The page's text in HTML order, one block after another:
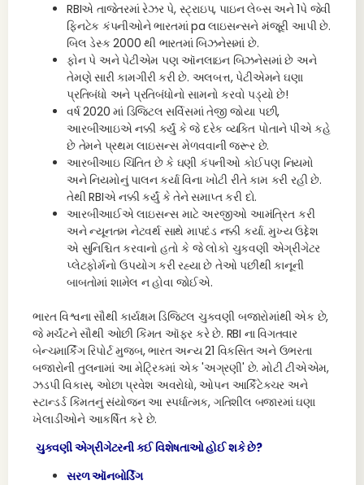
RBIએ તાજેતરમાં રેઝર પે, સ્ટ્રાઇપ, પાઇન લેબ્સ અને 1પે જેવી
ફિનટેક કંપનીઓને ભારતમાં pa લાઇસન્સને મંજૂરી આપી છે.
બિલ ડેસ્ક 2000 થી ભારતમાં બિઝનેસમાં છે.
ફોન પે અને પેટીએમ પણ ઑનલાઇન બિઝનેસમાં છે અને
તેમણે સારી કામગીરી કરી છે. અલબત્ત, પેટીએમને ઘણા
પ્રતિબંધો અને પ્રતિબંધોનો સામનો કરવો પડ્યો છે!
વર્ષ 2020 માં ડિજિટલ સર્વિસમાં તેજી જોયા પછી,
આરબીઆઇએ નક્કી કર્યું કે જે દરેક વ્યક્તિ પોતાને પીએ કહે
છે તેમને પ્રથમ લાઇસન્સ મેળવવાની જરૂર છે.
આરબીઆઇ ચિંતિત છે કે ઘણી કંપનીઓ કોઈપણ નિયમો
અને નિયમોનું પાલન કર્યા વિના ખોટી રીતે કામ કરી રહી છે.
તેથી RBIએ નક્કી કર્યું કે તેને સમાપ્ત કરી દો.
આરબીઆઈએ લાઇસન્સ માટે અરજીઓ આમંત્રિત કરી
અને ન્યૂનતમ નેટવર્થ સાથે માપદંડ નક્કી કર્યા. મુખ્ય ઉદ્દેશ
એ સુનિશ્ચિત કરવાનો હતો કે જે લોકો ચુકવણી એગ્રીગેટર
પ્લેટફોર્મનો ઉપયોગ કરી રહ્યા છે તેઓ પછીથી કાનૂની
બાબતોમાં શામેલ ન હોવા જોઈએ.
ભારત વિશ્વના સૌથી કાર્યક્ષમ ડિજિટલ ચુકવણી બજારોમાંથી એક છે,
જે મર્ચંટને સૌથી ઓછી કિંમત ઑફર કરે છે. RBI ના વિગતવાર
બેન્ચમાર્કિંગ રિપોર્ટ મુજબ, ભારત અન્ય 21 વિકસિત અને ઉભરતા
બજારોની તુલનામાં આ મેટ્રિકમાં એક 'અગ્રણી' છે. મોટી ટીએએમ,
ઝડપી વિકાસ, ઓછા પ્રવેશ અવરોધો, ઓપન આર્કિટેક્ચર અને
સ્ટાન્ડર્ડ કિંમતનું સંયોજન આ સ્પર્ધાત્મક, ગતિશીલ બજારમાં ઘણા
ખેલાડીઓને આકર્ષિત કરે છે.
ચુકવણી એગ્રીગેટરની કઈ વિશેષતાઓ હોઈ શકે છે?
સરળ ઑનબોર્ડિંગ